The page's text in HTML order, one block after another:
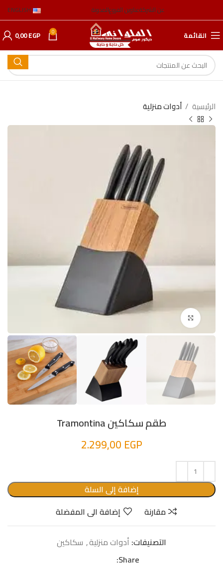
عن الشركةعناوين الفروعالمدونة ENGLISH
القائمة 0
0,00EGP
الرئيسية أدوات منزلية
طقم سكاكين Tramontina
2.299,00 EGP
إضافة إلى السلة
مقارنة
إضافة الى المفضلة
التصنيفات: أدوات منزلية, سكاكين
Share: